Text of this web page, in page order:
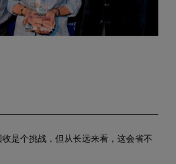
收是个挑战，但从长远来看，这会省不